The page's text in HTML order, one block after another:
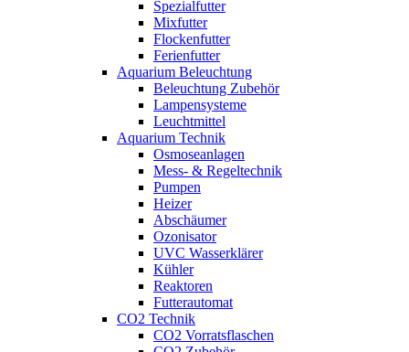
Spezialfutter
Mixfutter
Flockenfutter
Ferienfutter
Aquarium Beleuchtung
Beleuchtung Zubehör
Lampensysteme
Leuchtmittel
Aquarium Technik
Osmoseanlagen
Mess- & Regeltechnik
Pumpen
Heizer
Abschäumer
Ozonisator
UVC Wasserklärer
Kühler
Reaktoren
Futterautomat
CO2 Technik
CO2 Vorratsflaschen